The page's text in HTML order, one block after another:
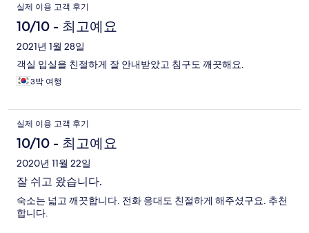
실제 이용 고객 후기
10/10 - 최고예요
2021년 1월 28일
객실 입실을 친절하게 잘 안내받았고 침구도 깨끗해요.
3박 여행
실제 이용 고객 후기
10/10 - 최고예요
2020년 11월 22일
잘 쉬고 왔습니다.
숙소는 넓고 깨끗합니다. 전화 응대도 친절하게 해주셨구요. 추천
합니다.